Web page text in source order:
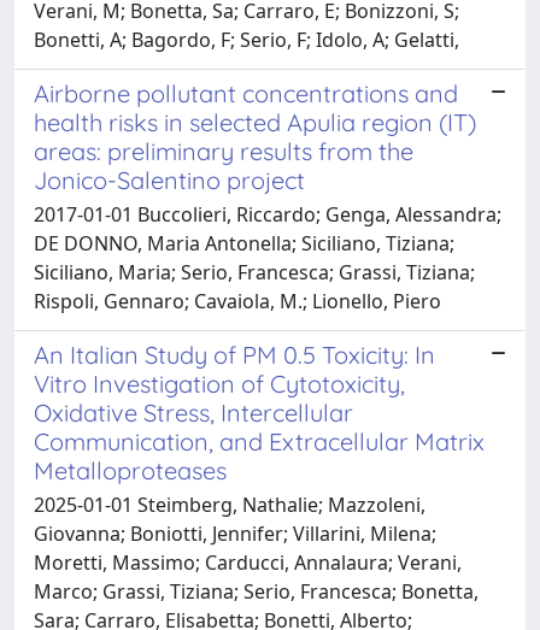
Verani, M; Bonetta, Sa; Carraro, E; Bonizzoni, S;
Bonetti, A; Bagordo, F; Serio, F; Idolo, A; Gelatti,
Airborne pollutant concentrations and
health risks in selected Apulia region (IT)
areas: preliminary results from the
Jonico-Salentino project
2017-01-01 Buccolieri, Riccardo; Genga, Alessandra;
DE DONNO, Maria Antonella; Siciliano, Tiziana;
Siciliano, Maria; Serio, Francesca; Grassi, Tiziana;
Rispoli, Gennaro; Cavaiola, M.; Lionello, Piero
An Italian Study of PM 0.5 Toxicity: In
Vitro Investigation of Cytotoxicity,
Oxidative Stress, Intercellular
Communication, and Extracellular Matrix
Metalloproteases
2025-01-01 Steimberg, Nathalie; Mazzoleni,
Giovanna; Boniotti, Jennifer; Villarini, Milena;
Moretti, Massimo; Carducci, Annalaura; Verani,
Marco; Grassi, Tiziana; Serio, Francesca; Bonetta,
Sara; Carraro, Elisabetta; Bonetti, Alberto;